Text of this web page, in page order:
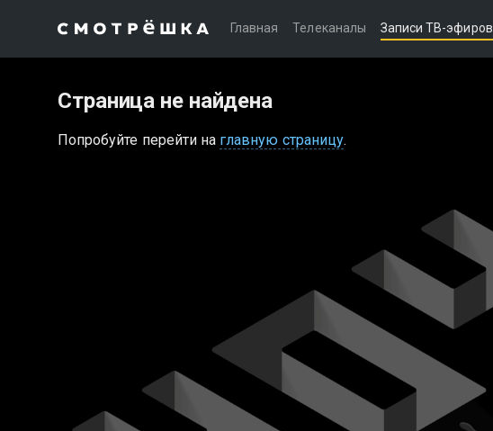
Главная Телеканалы Записи ТВ-эфиров
Страница не найдена
Попробуйте перейти на главную страницу.